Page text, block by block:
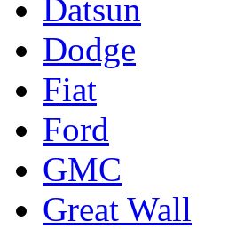
Datsun
Dodge
Fiat
Ford
GMC
Great Wall